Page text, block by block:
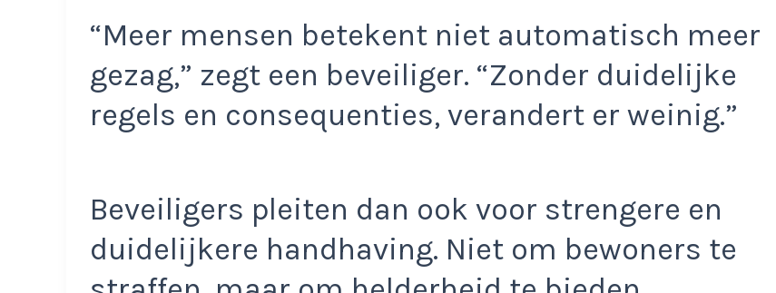
“Meer mensen betekent niet automatisch meer
gezag,” zegt een beveiliger. “Zonder duidelijke
regels en consequenties, verandert er weinig.”
Beveiligers pleiten dan ook voor strengere en
duidelijkere handhaving. Niet om bewoners te